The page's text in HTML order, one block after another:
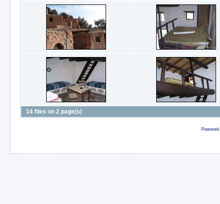
14 files on 2 page(s)